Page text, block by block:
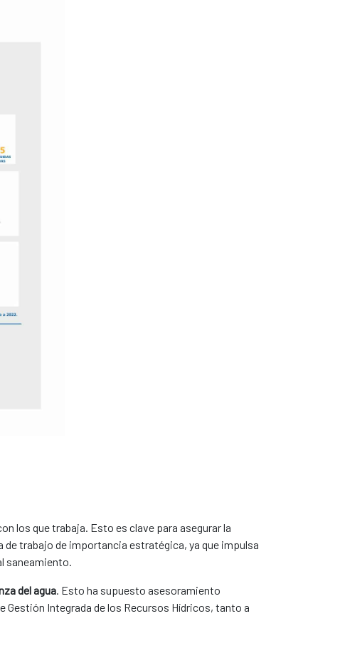
los que trabaja. Esto es clave para asegurar la
de trabajo de importancia estratégica, ya que impulsa
saneamiento.
del agua . Esto ha supuesto asesoramiento
Integrada de los Recursos Hídricos, tanto a